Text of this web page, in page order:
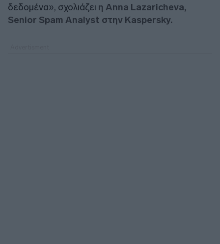
δεδομένα», σχολιάζει η Anna Lazaricheva,
Senior Spam Analyst στην Kaspersky.